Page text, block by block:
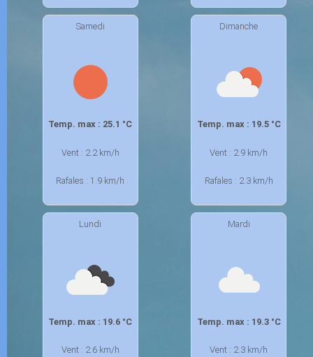
Samedi
Temp. max : 25.1 °C
Vent : 2.2 km/h
Rafales : 1.9 km/h
Dimanche
Temp. max : 19.5 °C
Vent : 2.9 km/h
Rafales : 2.3 km/h
Lundi
Temp. max : 19.6 °C
Vent : 2.6 km/h
Mardi
Temp. max : 19.3 °C
Vent : 2.3 km/h